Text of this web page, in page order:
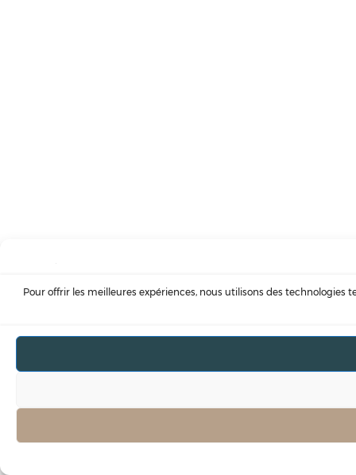
Pour offrir les meilleures expériences, nous utilisons des